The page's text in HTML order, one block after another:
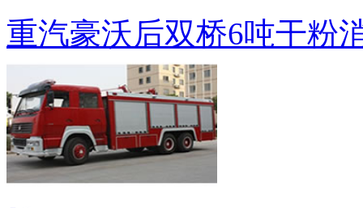
重汽豪沃后双桥6吨干粉